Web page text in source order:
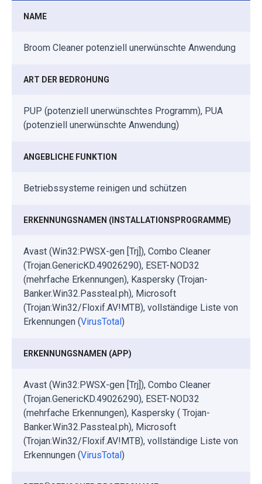
NAME
Broom Cleaner potenziell unerwünschte Anwendung
ART DER BEDROHUNG
PUP (potenziell unerwünschtes Programm), PUA
(potenziell unerwünschte Anwendung)
ANGEBLICHE FUNKTION
Betriebssysteme reinigen und schützen
ERKENNUNGSNAMEN (INSTALLATIONSPROGRAMME)
Avast (Win32:PWSX-gen [Trj]), Combo Cleaner
(Trojan.GenericKD.49026290), ESET-NOD32
(mehrfache Erkennungen), Kaspersky (Trojan-
Banker.Win32.Passteal.ph), Microsoft
(Trojan:Win32/Floxif.AV!MTB), vollständige Liste von
Erkennungen (VirusTotal)
ERKENNUNGSNAMEN (APP)
Avast (Win32:PWSX-gen [Trj]), Combo Cleaner
(Trojan.GenericKD.49026290), ESET-NOD32
(mehrfache Erkennungen), Kaspersky ( Trojan-
Banker.Win32.Passteal.ph), Microsoft
(Trojan:Win32/Floxif.AV!MTB), vollständige Liste von
Erkennungen (VirusTotal)